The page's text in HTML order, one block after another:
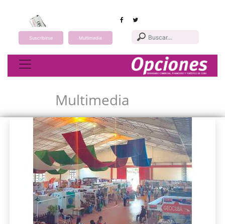
Suscribirse Multimedia
Toggle navigation
Multimedia